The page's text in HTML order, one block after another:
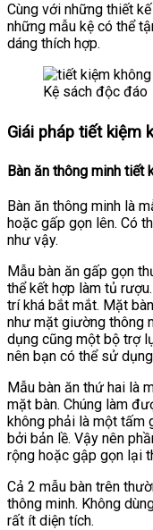
Cùng với những thiết
những mẫu kệ có thể
dáng thích hợp.
Kệ sách độc đáo
Giái pháp tiết kiệm
Bàn ăn thông minh tiết
Bàn ăn thông minh là
hoặc gấp gọn lên. Có
như vậy.
Mẫu bàn ăn gấp gọn
thể kết hợp làm tủ
trí khá bắt mắt. Mặt
như mặt giường thông
dụng cũng một bộ trợ
nên bạn có thể sử
Mẫu bàn ăn thứ hai là
mặt bàn. Chúng làm
không phải là một tấm
bởi bản lề. Vậy nên
rộng hoặc gập gọn lại
Cả 2 mẫu bàn trên
thông minh. Không
rất ít diện tích.